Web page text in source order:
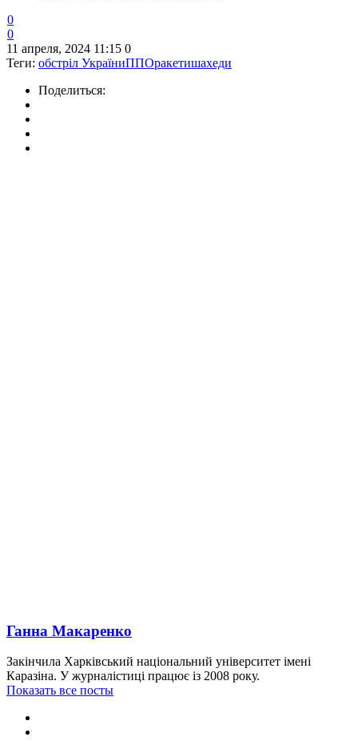
0
0
11 апреля, 2024 11:15 0
Теги: обстріл УкраїниППОракетишахеди
Поделиться:
Ганна Макаренко
Закінчила Харківський національний університет імені
Каразіна. У журналістиці працює із 2008 року.
Показать все посты